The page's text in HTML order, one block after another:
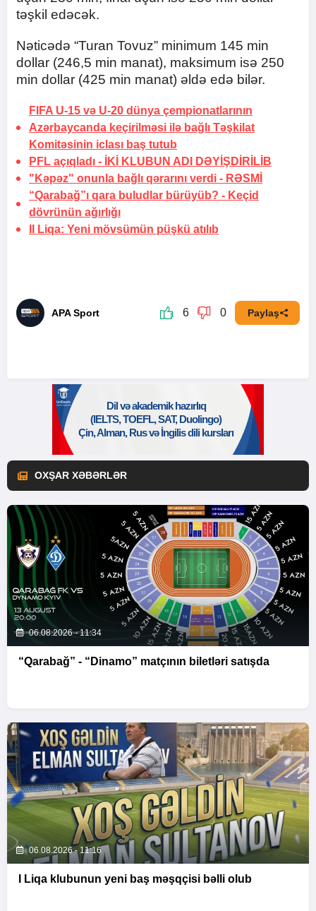
təşkil edəcək.
Nəticədə “Turan Tovuz” minimum 145 min
dollar (246,5 min manat), maksimum isə 250
min dollar (425 min manat) əldə edə bilər.
FIFA U-15 və U-20 dünya çempionatlarının
Azərbaycanda keçirilməsi ilə bağlı Təşkilat
Komitəsinin iclası baş tutub
PFL açıqladı -
İKİ KLUBUN ADI DƏYİŞDİRİLİB
"Kəpəz" onunla bağlı qərarını verdi - RƏSMİ
“Qarabağ”ı qara buludlar bürüyüb? - Keçid
dövrünün ağırlığı
II Liqa: Yeni mövsümün püşkü atılıb
APA Sport 6 0 Paylaş
OXŞAR XƏBƏRLƏR
06.08.2026 - 11:34
“Qarabağ” - “Dinamo” matçının biletləri satışda
06.08.2026 - 11:16
I Liqa klubunun yeni baş məşqçisi bəlli olub